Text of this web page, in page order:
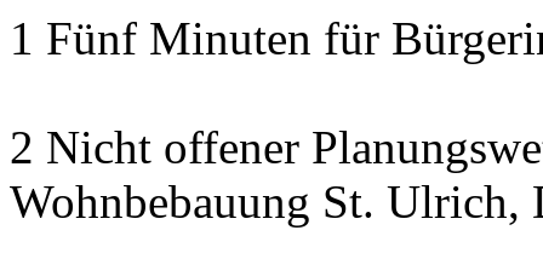
1 Fünf Minuten für
2 Nicht offener
Wohnbebauung St. Ulrich,